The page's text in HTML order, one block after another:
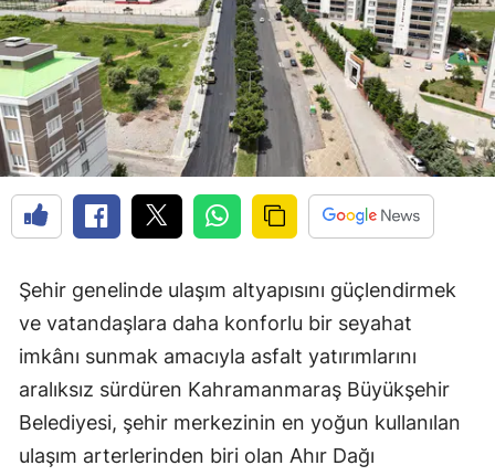
Şehir genelinde ulaşım altyapısını güçlendirmek
ve vatandaşlara daha konforlu bir seyahat
imkânı sunmak amacıyla asfalt yatırımlarını
aralıksız sürdüren Kahramanmaraş Büyükşehir
Belediyesi, şehir merkezinin en yoğun kullanılan
ulaşım arterlerinden biri olan Ahır Dağı